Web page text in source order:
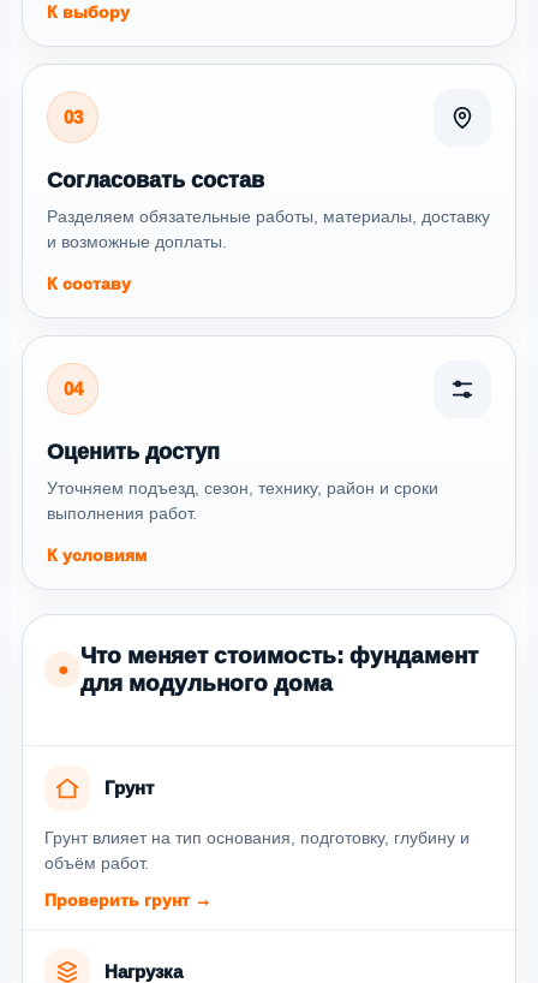
К выбору
03
Согласовать состав
Разделяем обязательные работы, материалы, доставку
и возможные доплаты.
К составу
04
Оценить доступ
Уточняем подъезд, сезон, технику, район и сроки
выполнения работ.
К условиям
●
Что меняет стоимость: фундамент
для модульного дома
Грунт
Грунт влияет на тип основания, подготовку, глубину и
объём работ.
Проверить грунт →
Нагрузка